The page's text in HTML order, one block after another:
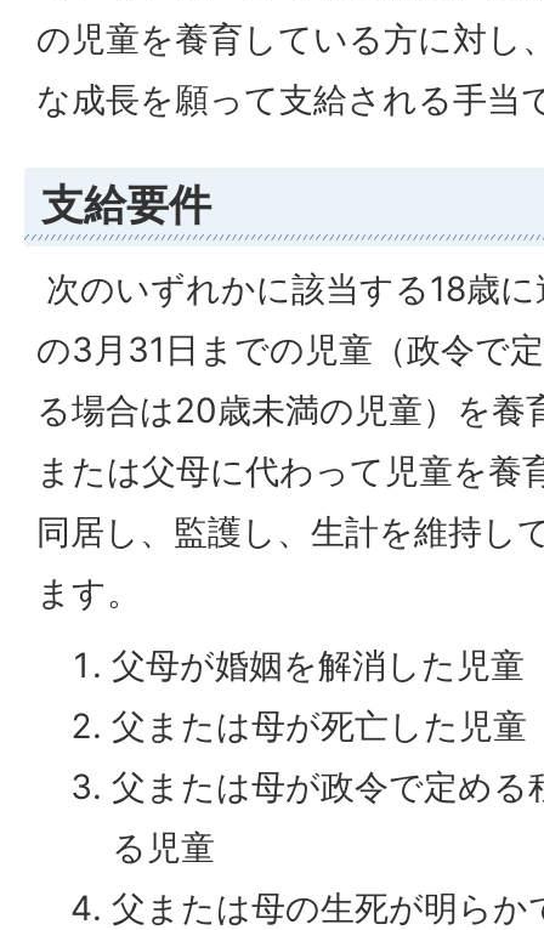
の児童を養育している方に対し
な成長を願って支給される手当
支給要件
次のいずれかに該当する18歳
の3月31日までの児童（政令で
る場合は20歳未満の児童）を養
または父母に代わって児童を養
同居し、監護し、生計を維持し
ます。
父母が婚姻を解消した児童
父または母が死亡した児童
父または母が政令で定める
る児童
父または母の生死が明らか